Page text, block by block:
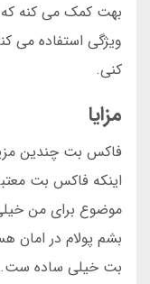
بهت کمک می کنه که
ویژگی استفاده می
کنی.
مزایا
فاکس بت چندین
اینکه فاکس بت
موضوع برای من
بشم پولام در
بت خیلی ساده ست.